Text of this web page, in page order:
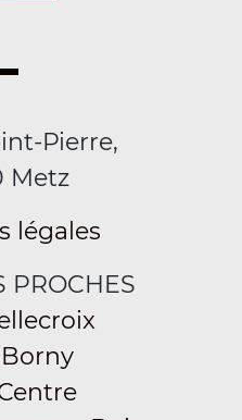
Pierre,
Metz
légales
PROCHES